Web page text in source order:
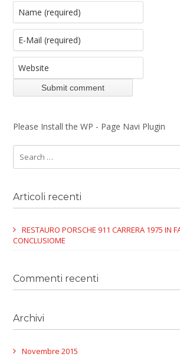
Please Install the WP - Page Navi Plugin
Articoli recenti
RESTAURO PORSCHE 911 CARRERA 1975 IN
CONCLUSIOME
Commenti recenti
Archivi
Novembre 2015